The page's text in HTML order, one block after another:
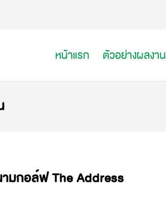
หน้าแรก ตัวอย่างผลงาน
มกอล์ฟ The Address